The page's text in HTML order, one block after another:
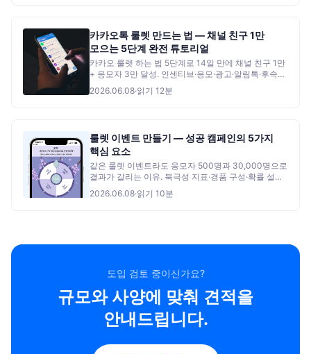
카카오톡 룰렛 만드는 법 — 채널 친구 1만
모으는 5단계 완전 튜토리얼
카카오 룰렛 하는 법 5단계로 14일 만에 채널 친구 1만
+ 응모자 3만 달성. 인센티브·응모·광고·알림톡·후속
사이클 + 예산 시나리오 3종 + BMW·헥토헬스케어·
록시땅 실제 사례 4건. 카카오톡 룰렛 이벤트 처음
2026.06.08·읽기 12분
룰렛 이벤트 만들기 — 성공 캠페인의 5가지
핵심 요소
같은 룰렛 이벤트라도 응모자 500명과 30,000명으로
결과가 갈리는 이유. 북극성 지표·경품 구성·확률 설계·
응모 흐름·운영 자동화 5가지 요소 + 자가 점검
체크리스트 + 흔한 실수 5가지.
2026.06.08·읽기 10분
도입 검토 중이신가요?
규모와 사양에 맞춰 견적을
안내드립니다.